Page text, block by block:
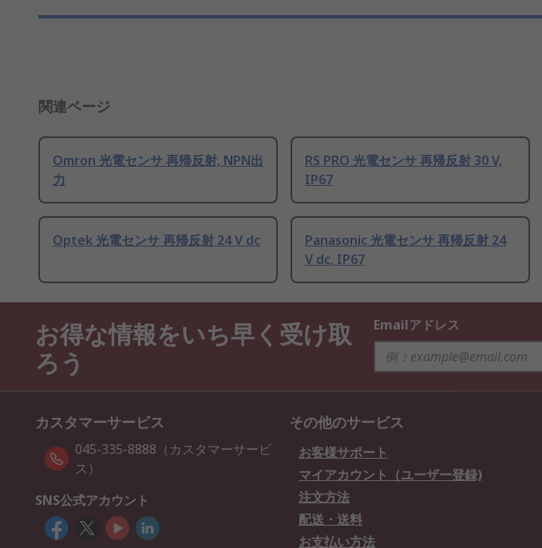
関連ページ
Omron 光電センサ 再帰反射, NPN出
力
RS PRO 光電センサ 再帰反射 30 V,
IP67
Optek 光電センサ 再帰反射 24 V dc
Panasonic 光電センサ 再帰反射 24
V dc, IP67
お得な情報をいち早く受け取
ろう
Emailアドレス
カスタマーサービス
045-335-8888（カスタマーサービ
ス）
SNS公式アカウント
その他のサービス
お客様サポート
マイアカウント（ユーザー登録)
注文方法
配送・送料
お支払い方法